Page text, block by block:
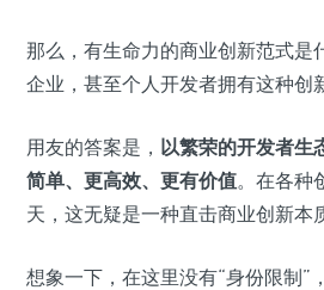
那么，有生命力的商业创新范式是
企业，甚至个人开发者拥有这种创
用友的答案是， 以繁荣的开发者生
简单、更高效、更有价值。在各种
天，这无疑是一种直击商业创新本
想象一下，在这里没有“身份限制”